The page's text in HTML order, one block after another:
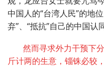
中国人的“台湾人民”的地
弃”、“抵抗”自己的中国认
然而寻求外力干预下
斤计两的生意，锱铢必较